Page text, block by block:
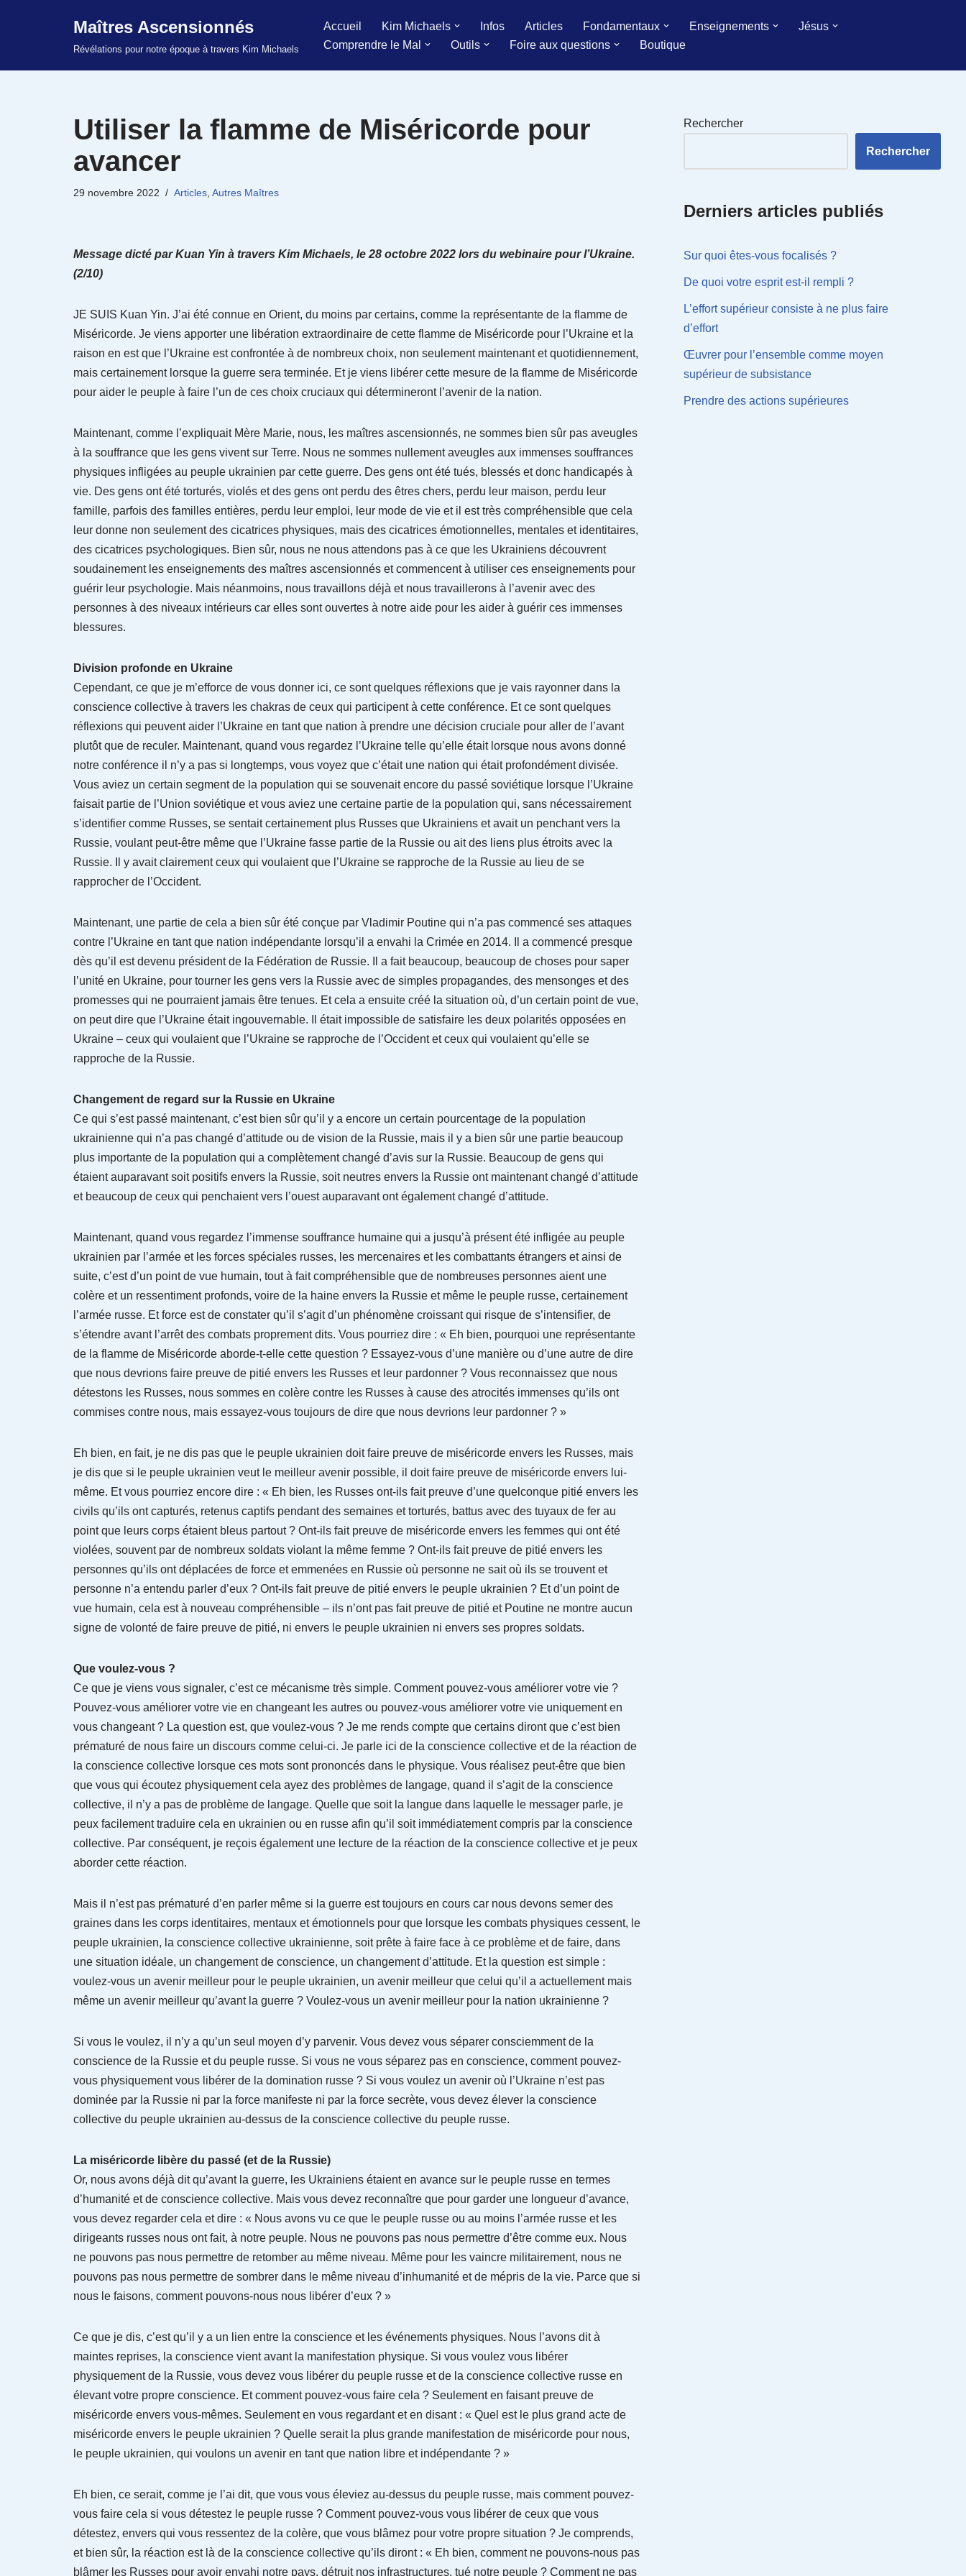
Maîtres Ascensionnés
Révélations pour notre époque à travers Kim Michaels
Accueil Kim Michaels Infos Articles Fondamentaux Enseignements
Jésus
Comprendre le Mal
Outils Foire aux questions Boutique
Utiliser la flamme de Miséricorde pour
avancer
29 novembre 2022 Articles Autres Maîtres
Message dicté par Kuan Yin à travers Kim Michaels, le 28 octobre 2022 lors du webinaire pour l’Ukraine.
(2/10)
JE SUIS Kuan Yin. J’ai été connue en Orient, du moins par certains, comme la représentante de la flamme de
Miséricorde. Je viens apporter une libération extraordinaire de cette flamme de Miséricorde pour l’Ukraine et la
raison en est que l’Ukraine est confrontée à de nombreux choix, non seulement maintenant et quotidiennement,
mais certainement lorsque la guerre sera terminée. Et je viens libérer cette mesure de la flamme de Miséricorde
pour aider le peuple à faire l’un de ces choix cruciaux qui détermineront l’avenir de la nation.
Maintenant, comme l’expliquait Mère Marie, nous, les maîtres ascensionnés, ne sommes bien sûr pas aveugles
à la souffrance que les gens vivent sur Terre. Nous ne sommes nullement aveugles aux immenses souffrances
physiques infligées au peuple ukrainien par cette guerre. Des gens ont été tués, blessés et donc handicapés à
vie. Des gens ont été torturés, violés et des gens ont perdu des êtres chers, perdu leur maison, perdu leur
famille, parfois des familles entières, perdu leur emploi, leur mode de vie et il est très compréhensible que cela
leur donne non seulement des cicatrices physiques, mais des cicatrices émotionnelles, mentales et identitaires,
des cicatrices psychologiques. Bien sûr, nous ne nous attendons pas à ce que les Ukrainiens découvrent
soudainement les enseignements des maîtres ascensionnés et commencent à utiliser ces enseignements pour
guérir leur psychologie. Mais néanmoins, nous travaillons déjà et nous travaillerons à l’avenir avec des
personnes à des niveaux intérieurs car elles sont ouvertes à notre aide pour les aider à guérir ces immenses
blessures.
Division profonde en Ukraine
Cependant, ce que je m’efforce de vous donner ici, ce sont quelques réflexions que je vais rayonner dans la
conscience collective à travers les chakras de ceux qui participent à cette conférence. Et ce sont quelques
réflexions qui peuvent aider l’Ukraine en tant que nation à prendre une décision cruciale pour aller de l’avant
plutôt que de reculer. Maintenant, quand vous regardez l’Ukraine telle qu’elle était lorsque nous avons donné
notre conférence il n’y a pas si longtemps, vous voyez que c’était une nation qui était profondément divisée.
Vous aviez un certain segment de la population qui se souvenait encore du passé soviétique lorsque l’Ukraine
faisait partie de l’Union soviétique et vous aviez une certaine partie de la population qui, sans nécessairement
s’identifier comme Russes, se sentait certainement plus Russes que Ukrainiens et avait un penchant vers la
Russie, voulant peut-être même que l’Ukraine fasse partie de la Russie ou ait des liens plus étroits avec la
Russie. Il y avait clairement ceux qui voulaient que l’Ukraine se rapproche de la Russie au lieu de se
rapprocher de l’Occident.
Maintenant, une partie de cela a bien sûr été conçue par Vladimir Poutine qui n’a pas commencé ses attaques
contre l’Ukraine en tant que nation indépendante lorsqu’il a envahi la Crimée en 2014. Il a commencé presque
dès qu’il est devenu président de la Fédération de Russie. Il a fait beaucoup, beaucoup de choses pour saper
l’unité en Ukraine, pour tourner les gens vers la Russie avec de simples propagandes, des mensonges et des
promesses qui ne pourraient jamais être tenues. Et cela a ensuite créé la situation où, d’un certain point de vue,
on peut dire que l’Ukraine était ingouvernable. Il était impossible de satisfaire les deux polarités opposées en
Ukraine – ceux qui voulaient que l’Ukraine se rapproche de l’Occident et ceux qui voulaient qu’elle se
rapproche de la Russie.
Changement de regard sur la Russie en Ukraine
Ce qui s’est passé maintenant, c’est bien sûr qu’il y a encore un certain pourcentage de la population
ukrainienne qui n’a pas changé d’attitude ou de vision de la Russie, mais il y a bien sûr une partie beaucoup
plus importante de la population qui a complètement changé d’avis sur la Russie. Beaucoup de gens qui
étaient auparavant soit positifs envers la Russie, soit neutres envers la Russie ont maintenant changé d’attitude
et beaucoup de ceux qui penchaient vers l’ouest auparavant ont également changé d’attitude.
Maintenant, quand vous regardez l’immense souffrance humaine qui a jusqu’à présent été infligée au peuple
ukrainien par l’armée et les forces spéciales russes, les mercenaires et les combattants étrangers et ainsi de
suite, c’est d’un point de vue humain, tout à fait compréhensible que de nombreuses personnes aient une
colère et un ressentiment profonds, voire de la haine envers la Russie et même le peuple russe, certainement
l’armée russe. Et force est de constater qu’il s’agit d’un phénomène croissant qui risque de s’intensifier, de
s’étendre avant l’arrêt des combats proprement dits. Vous pourriez dire : « Eh bien, pourquoi une représentante
de la flamme de Miséricorde aborde-t-elle cette question ? Essayez-vous d’une manière ou d’une autre de dire
que nous devrions faire preuve de pitié envers les Russes et leur pardonner ? Vous reconnaissez que nous
détestons les Russes, nous sommes en colère contre les Russes à cause des atrocités immenses qu’ils ont
commises contre nous, mais essayez-vous toujours de dire que nous devrions leur pardonner ? »
Eh bien, en fait, je ne dis pas que le peuple ukrainien doit faire preuve de miséricorde envers les Russes, mais
je dis que si le peuple ukrainien veut le meilleur avenir possible, il doit faire preuve de miséricorde envers lui-
même. Et vous pourriez encore dire : « Eh bien, les Russes ont-ils fait preuve d’une quelconque pitié envers les
civils qu’ils ont capturés, retenus captifs pendant des semaines et torturés, battus avec des tuyaux de fer au
point que leurs corps étaient bleus partout ? Ont-ils fait preuve de miséricorde envers les femmes qui ont été
violées, souvent par de nombreux soldats violant la même femme ? Ont-ils fait preuve de pitié envers les
personnes qu’ils ont déplacées de force et emmenées en Russie où personne ne sait où ils se trouvent et
personne n’a entendu parler d’eux ? Ont-ils fait preuve de pitié envers le peuple ukrainien ? Et d’un point de
vue humain, cela est à nouveau compréhensible – ils n’ont pas fait preuve de pitié et Poutine ne montre aucun
signe de volonté de faire preuve de pitié, ni envers le peuple ukrainien ni envers ses propres soldats.
Que voulez-vous ?
Ce que je viens vous signaler, c’est ce mécanisme très simple. Comment pouvez-vous améliorer votre vie ?
Pouvez-vous améliorer votre vie en changeant les autres ou pouvez-vous améliorer votre vie uniquement en
vous changeant ? La question est, que voulez-vous ? Je me rends compte que certains diront que c’est bien
prématuré de nous faire un discours comme celui-ci. Je parle ici de la conscience collective et de la réaction de
la conscience collective lorsque ces mots sont prononcés dans le physique. Vous réalisez peut-être que bien
que vous qui écoutez physiquement cela ayez des problèmes de langage, quand il s’agit de la conscience
collective, il n’y a pas de problème de langage. Quelle que soit la langue dans laquelle le messager parle, je
peux facilement traduire cela en ukrainien ou en russe afin qu’il soit immédiatement compris par la conscience
collective. Par conséquent, je reçois également une lecture de la réaction de la conscience collective et je peux
aborder cette réaction.
Mais il n’est pas prématuré d’en parler même si la guerre est toujours en cours car nous devons semer des
graines dans les corps identitaires, mentaux et émotionnels pour que lorsque les combats physiques cessent, le
peuple ukrainien, la conscience collective ukrainienne, soit prête à faire face à ce problème et de faire, dans
une situation idéale, un changement de conscience, un changement d’attitude. Et la question est simple :
voulez-vous un avenir meilleur pour le peuple ukrainien, un avenir meilleur que celui qu’il a actuellement mais
même un avenir meilleur qu’avant la guerre ? Voulez-vous un avenir meilleur pour la nation ukrainienne ?
Si vous le voulez, il n’y a qu’un seul moyen d’y parvenir. Vous devez vous séparer consciemment de la
conscience de la Russie et du peuple russe. Si vous ne vous séparez pas en conscience, comment pouvez-
vous physiquement vous libérer de la domination russe ? Si vous voulez un avenir où l’Ukraine n’est pas
dominée par la Russie ni par la force manifeste ni par la force secrète, vous devez élever la conscience
collective du peuple ukrainien au-dessus de la conscience collective du peuple russe.
La miséricorde libère du passé (et de la Russie)
Or, nous avons déjà dit qu’avant la guerre, les Ukrainiens étaient en avance sur le peuple russe en termes
d’humanité et de conscience collective. Mais vous devez reconnaître que pour garder une longueur d’avance,
vous devez regarder cela et dire : « Nous avons vu ce que le peuple russe ou au moins l’armée russe et les
dirigeants russes nous ont fait, à notre peuple. Nous ne pouvons pas nous permettre d’être comme eux. Nous
ne pouvons pas nous permettre de retomber au même niveau. Même pour les vaincre militairement, nous ne
pouvons pas nous permettre de sombrer dans le même niveau d’inhumanité et de mépris de la vie. Parce que si
nous le faisons, comment pouvons-nous nous libérer d’eux ? »
Ce que je dis, c’est qu’il y a un lien entre la conscience et les événements physiques. Nous l’avons dit à
maintes reprises, la conscience vient avant la manifestation physique. Si vous voulez vous libérer
physiquement de la Russie, vous devez vous libérer du peuple russe et de la conscience collective russe en
élevant votre propre conscience. Et comment pouvez-vous faire cela ? Seulement en faisant preuve de
miséricorde envers vous-mêmes. Seulement en vous regardant et en disant : « Quel est le plus grand acte de
miséricorde envers le peuple ukrainien ? Quelle serait la plus grande manifestation de miséricorde pour nous,
le peuple ukrainien, qui voulons un avenir en tant que nation libre et indépendante ? »
Eh bien, ce serait, comme je l’ai dit, que vous vous éleviez au-dessus du peuple russe, mais comment pouvez-
vous faire cela si vous détestez le peuple russe ? Comment pouvez-vous vous libérer de ceux que vous
détestez, envers qui vous ressentez de la colère, que vous blâmez pour votre propre situation ? Je comprends,
et bien sûr, la réaction est là de la conscience collective qu’ils diront : « Eh bien, comment ne pouvons-nous pas
blâmer les Russes pour avoir envahi notre pays, détruit nos infrastructures, tué notre peuple ? Comment ne pas
Rechercher
Rechercher
Derniers articles publiés
Sur quoi êtes-vous focalisés ?
De quoi votre esprit est-il rempli ?
L’effort supérieur consiste à ne plus faire
d’effort
Œuvrer pour l’ensemble comme moyen
supérieur de subsistance
Prendre des actions supérieures